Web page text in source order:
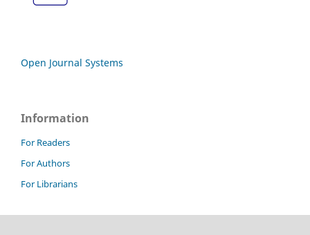
Open Journal Systems
Information
For Readers
For Authors
For Librarians